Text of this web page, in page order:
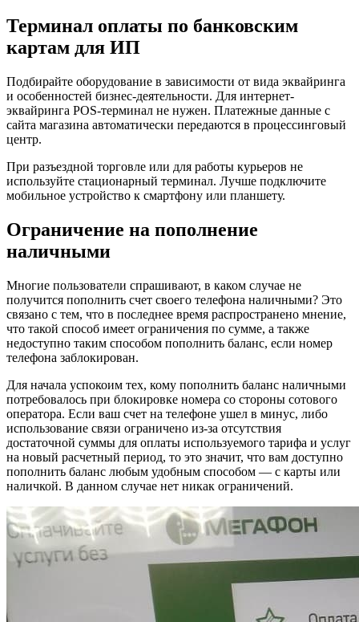
Терминал оплаты по банковским
картам для ИП
Подбирайте оборудование в зависимости от вида эквайринга
и особенностей бизнес-деятельности. Для интернет-
эквайринга POS-терминал не нужен. Платежные данные с
сайта магазина автоматически передаются в процессинговый
центр.
При разъездной торговле или для работы курьеров не
используйте стационарный терминал. Лучше подключите
мобильное устройство к смартфону или планшету.
Ограничение на пополнение
наличными
Многие пользователи спрашивают, в каком случае не
получится пополнить счет своего телефона наличными? Это
связано с тем, что в последнее время распространено мнение,
что такой способ имеет ограничения по сумме, а также
недоступно таким способом пополнить баланс, если номер
телефона заблокирован.
Для начала успокоим тех, кому пополнить баланс наличными
потребовалось при блокировке номера со стороны сотового
оператора. Если ваш счет на телефоне ушел в минус, либо
использование связи ограничено из-за отсутствия
достаточной суммы для оплаты используемого тарифа и услуг
на новый расчетный период, то это значит, что вам доступно
пополнить баланс любым удобным способом — с карты или
наличкой. В данном случае нет никак ограничений.